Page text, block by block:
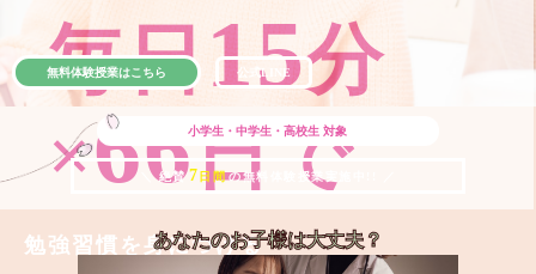
毎日15分
×66日で
勉強習慣を身につける
小学生・中学生・高校生 対象
＼ 絶賛 7 日間の無料体験授業実施中!! ／
無料体験授業はこちら 公式LINE
あなたのお子様は大丈夫？